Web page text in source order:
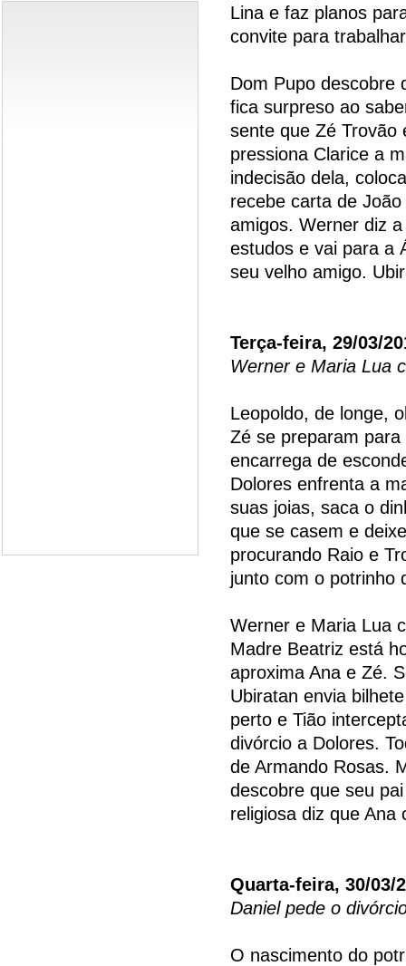
Lina e faz planos
convite para
Dom Pupo descobre
fica surpreso ao
sente que Zé Trovão
pressiona Clarice a
indecisão dela,
recebe carta de
amigos. Werner diz
estudos e vai para a
seu velho amigo.
Terça-feira, 29/03/
Werner e Maria Lua
Leopoldo, de longe,
Zé se preparam
encarrega de
Dolores enfrenta a
suas joias, saca o
que se casem e
procurando Raio e
junto com o potrinho
Werner e Maria Lua
Madre Beatriz está
aproxima Ana e Zé.
Ubiratan envia
perto e Tião
divórcio a Dolores.
de Armando Rosas.
descobre que seu
religiosa diz que Ana
Quarta-feira, 30/03/
Daniel pede o
O nascimento do